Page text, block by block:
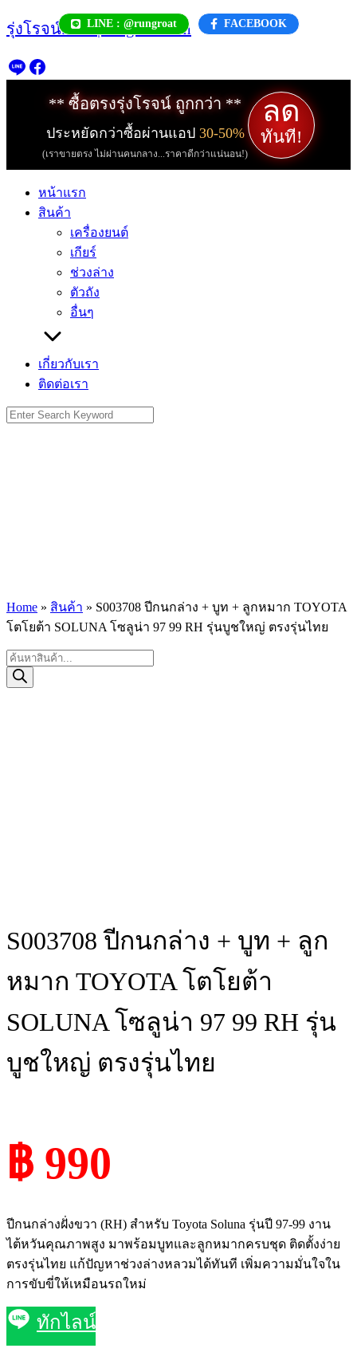
Skip
to
LINE : @rungroat FACEBOOK
รุ่งโรจน์.com | rungroat.com
** ซื้อตรงรุ่งโรจน์ ถูกกว่า **
ประหยัดกว่าซื้อผ่านแอป 30-50%
(เราขายตรง ไม่ผ่านคนกลาง...ราคาดีกว่าแน่นอน!)
ลด
ทันที!
หน้าแรก
สินค้า
เครื่องยนต์
เกียร์
ช่วงล่าง
ตัวถัง
อื่นๆ
เกี่ยวกับเรา
ติดต่อเรา
Search
for:
Home » สินค้า » S003708 ปีกนกล่าง + บูท + ลูกหมาก TOYOTA
โตโยต้า SOLUNA โซลูน่า 97 99 RH รุ่นบูชใหญ่ ตรงรุ่นไทย
Products
search
S003708 ปีกนกล่าง + บูท + ลูก
หมาก TOYOTA โตโยต้า
SOLUNA โซลูน่า 97 99 RH รุ่น
บูชใหญ่ ตรงรุ่นไทย
฿ 990
ปีกนกล่างฝั่งขวา (RH) สำหรับ Toyota Soluna รุ่นปี 97-99 งาน
ไต้หวันคุณภาพสูง มาพร้อมบูทและลูกหมากครบชุด ติดตั้งง่าย
ตรงรุ่นไทย แก้ปัญหาช่วงล่างหลวมได้ทันที เพิ่มความมั่นใจใน
การขับขี่ให้เหมือนรถใหม่
ทักไลน์